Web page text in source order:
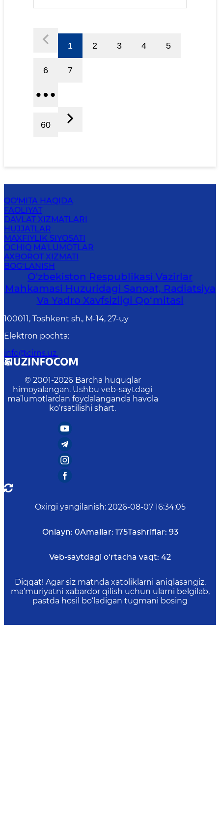
1 2 3 4 5
6 7
60
QO'MITA HAQIDA
FAOLIYAT
DAVLAT XIZMATLARI
HUJJATLAR
MAXFIYLIK SIYOSATI
OCHIQ MA'LUMOTLAR
AXBOROT XIZMATI
BOG‘LANISH
O'zbekiston Respublikasi Vazirlar
Mahkamasi Huzuridagi Sanoat, Radiatsiya
Va Yadro Xavfsizligi Qo‘mitasi
100011, Toshkent sh., М-14, 27-uy
Elektron pochta:
info@cirns.uz.
© 2001-2026 Barcha huquqlar
himoyalangan. Ushbu veb-saytdagi
ma’lumotlardan foydalanganda havola
ko‘rsatilishi shart.
Oxirgi yangilanish: 2026-08-07 16:34:05
Onlayn: 0Amallar: 175Tashriflar: 93
Veb-saytdagi o‘rtacha vaqt: 42
Diqqat! Agar siz matnda xatoliklarni aniqlasangiz,
ma’muriyatni xabardor qilish uchun ularni belgilab,
pastda hosil bo‘ladigan tugmani bosing